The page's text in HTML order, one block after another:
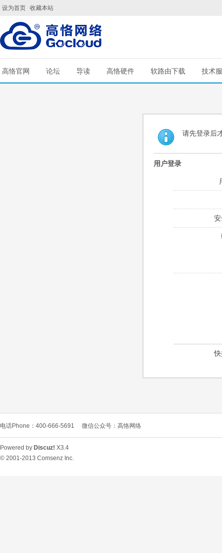
设为首页 收藏本站
高恪官网 论坛 导读 高恪硬件 软路由下载 技术
请先登录后
用户登录
电话Phone：400-666-5691 微信公众号：高恪网络
Powered by Discuz! X3.4
© 2001-2013 Comsenz Inc.